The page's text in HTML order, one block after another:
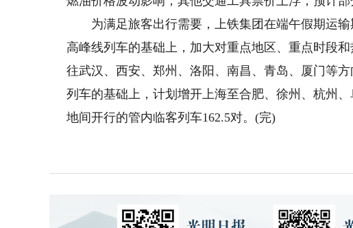
为满足旅客出行需要，上铁集团在端午假期运输
高峰线列车的基础上，加大对重点地区、重点时段
往武汉、西安、郑州、洛阳、南昌、青岛、厦门等
列车的基础上，计划增开上海至合肥、徐州、杭州
地间开行的管内临客列车162.5对。(完)